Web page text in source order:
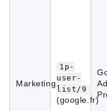
Marketing
1p-
user-
list/9
(google.fr)